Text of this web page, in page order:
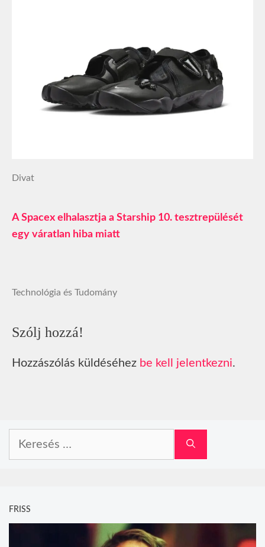
Divat
A Spacex elhalasztja a Starship 10. tesztrepülését
egy váratlan hiba miatt
Technológia és Tudomány
Szólj hozzá!
Hozzászólás küldéséhez be kell jelentkezni.
FRISS